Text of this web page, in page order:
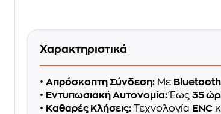
Χαρακτηριστικά
• Απρόσκοπτη Σύνδεση: Με
• Εντυπωσιακή Αυτονομία:Έως 35
• Καθαρές Κλήσεις: Τεχνολογία ENC